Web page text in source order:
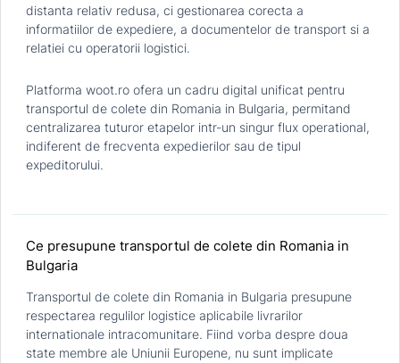
distanta relativ redusa, ci gestionarea corecta a
informatiilor de expediere, a documentelor de transport si a
relatiei cu operatorii logistici.
Platforma woot.ro ofera un cadru digital unificat pentru
transportul de colete din Romania in Bulgaria, permitand
centralizarea tuturor etapelor intr-un singur flux operational,
indiferent de frecventa expedierilor sau de tipul
expeditorului.
Ce presupune transportul de colete din Romania in
Bulgaria
Transportul de colete din Romania in Bulgaria presupune
respectarea regulilor logistice aplicabile livrarilor
internationale intracomunitare. Fiind vorba despre doua
state membre ale Uniunii Europene, nu sunt implicate